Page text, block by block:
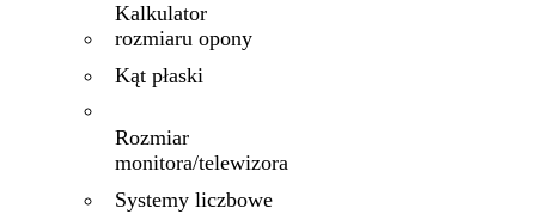
Kalkulator
rozmiaru opony
Kąt płaski
Rozmiar
monitora/telewizora
Systemy liczbowe